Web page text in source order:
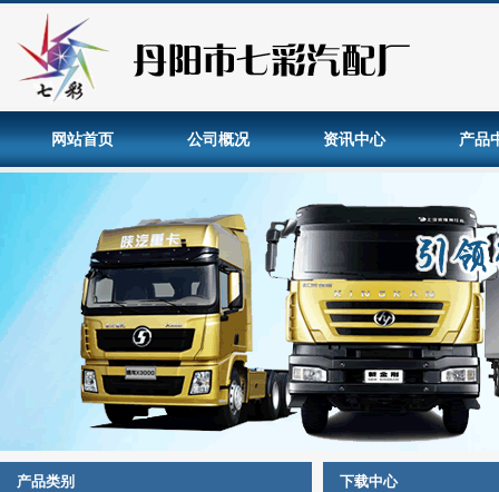
网站首页 公司概况 资讯中心 产品
产品类别 下载中心